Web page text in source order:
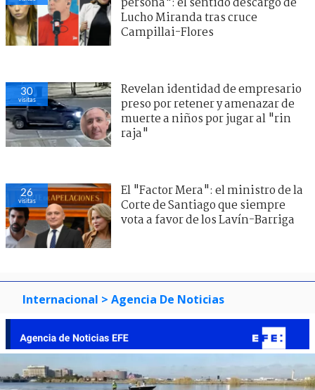
Lucho Miranda tras cruce
Campillai-Flores
30
visitas
Revelan identidad de empresario
preso por retener y amenazar de
muerte a niños por jugar al "rin
raja"
26
visitas
El "Factor Mera": el ministro de la
Corte de Santiago que siempre
vota a favor de los Lavín-Barriga
Internacional > Agencia De Noticias